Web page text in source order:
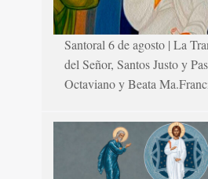
Santoral 6 de agosto | La
del Señor, Santos Justo y
Octaviano y Beata